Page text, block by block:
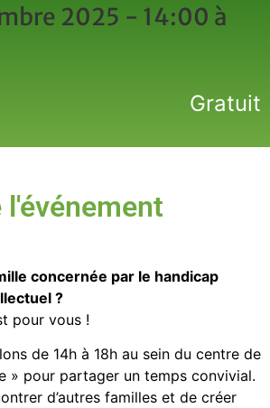
2025 - 14:00 à
Gratuit
l'événement
concernée par le handicap
?
pour vous !
de 14h à 18h au sein du centre de
» pour partager un temps convivial.
d’autres familles et de créer